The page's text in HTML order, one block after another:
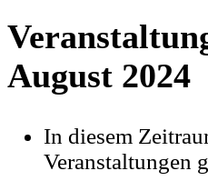
August 2024
In diesem
Veranstaltungen